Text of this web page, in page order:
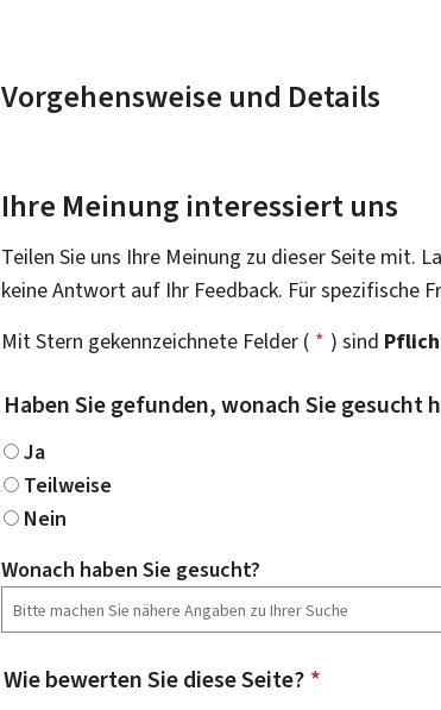
Vorgehensweise und Details
Ihre Meinung interessiert uns
Teilen Sie uns Ihre Meinung zu dieser Seite mit.
keine Antwort auf Ihr Feedback. Für spezifische
Mit Stern gekennzeichnete Felder ( * ) sind
Haben Sie gefunden, wonach Sie gesucht
Ja
Teilweise
Nein
Wonach haben Sie gesucht?
Wie bewerten Sie diese Seite? *